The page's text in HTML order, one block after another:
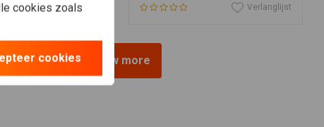
Verlanglijst Verlanglijst
View more
cookies zoals
cookies